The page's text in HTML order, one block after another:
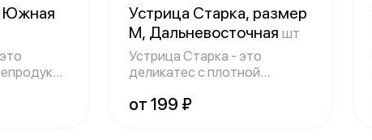
Южная
Устрица Старка, размер
М, Дальневосточная шт
Устрица Старка - это
деликатес с плотной
от 199 ₽